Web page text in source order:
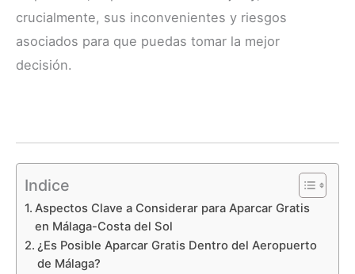
crucialmente, sus inconvenientes y riesgos
asociados para que puedas tomar la mejor
decisión.
Indice
Aspectos Clave a Considerar para Aparcar Gratis
en Málaga-Costa del Sol
¿Es Posible Aparcar Gratis Dentro del Aeropuerto
de Málaga?